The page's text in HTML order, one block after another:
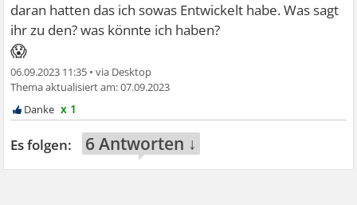
daran hatten das ich sowas Entwickelt habe. Was sagt
ihr zu den? was könnte ich haben?
😱
06.09.2023 11:35 •
07.09.2023
x 1
6 Antworten ↓